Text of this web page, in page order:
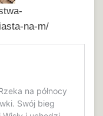
na-m/